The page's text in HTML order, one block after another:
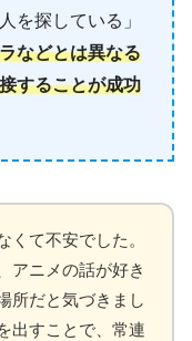
を探している」
などとは異なる
することが成功
くて不安でした。
アニメの話が好き
所だと気づきまし
出すことで、常連